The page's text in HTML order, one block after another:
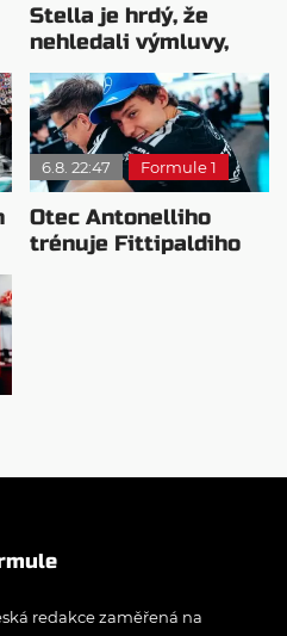
Stella je hrdý, že
nehledali výmluvy,
proč nedokážou
bojovat o titul
6.8. 22:47 Formule 1
Otec Antonelliho
trénuje Fittipaldiho
redakce zaměřená na